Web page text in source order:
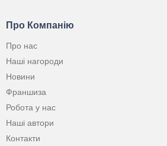
Про Компанію
Про нас
Наші нагороди
Новини
Франшиза
Робота у нас
Наші автори
Контакти